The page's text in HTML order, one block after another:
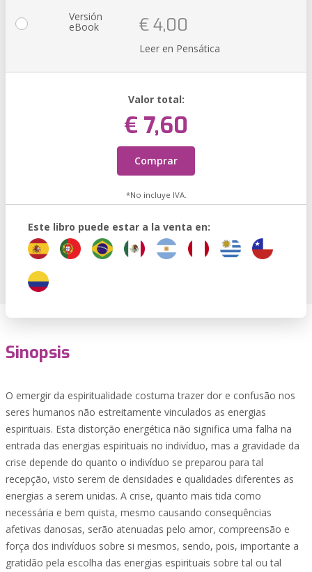
Versión
eBook € 4,00
Leer en Pensática
Valor total:
€ 7,60
Comprar
*No incluye IVA.
Este libro puede estar a la venta en:
Sinopsis
O emergir da espiritualidade costuma trazer dor e confusão nos
seres humanos não estreitamente vinculados as energias
espirituais. Esta distorção energética não significa uma falha na
entrada das energias espirituais no indivíduo, mas a gravidade da
crise depende do quanto o indivíduo se preparou para tal
recepção, visto serem de densidades e qualidades diferentes as
energias a serem unidas. A crise, quanto mais tida como
necessária e bem quista, mesmo causando consequências
afetivas danosas, serão atenuadas pelo amor, compreensão e
força dos indivíduos sobre si mesmos, sendo, pois, importante a
gratidão pela escolha das energias espirituais sobre tal ou tal